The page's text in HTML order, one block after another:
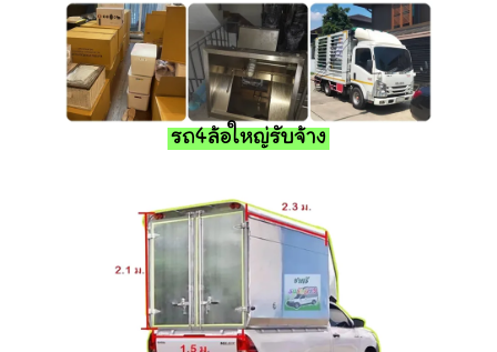
รถ4ล้อใหญ่รับจ้าง